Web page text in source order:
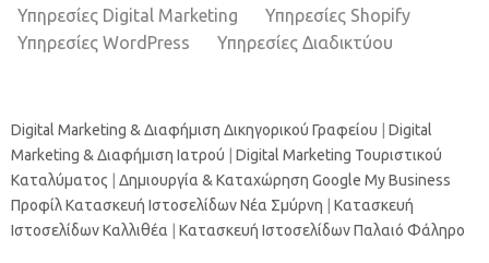
Υπηρεσίες Digital Marketing
Υπηρεσίες Shopify
Υπηρεσίες WordPress
Υπηρεσίες Διαδικτύου
Digital Marketing & Διαφήμιση Δικηγορικού Γραφείου
Digital
Marketing & Διαφήμιση Ιατρού
Digital Marketing Τουριστικού
Καταλύματος
Δημιουργία & Καταχώρηση Google My Business
ΠροφίλΚατασκευή Ιστοσελίδων Νέα Σμύρνη
Κατασκευή
Ιστοσελίδων Καλλιθέα
Κατασκευή Ιστοσελίδων Παλαιό Φάληρο